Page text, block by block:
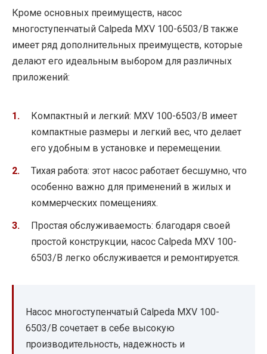
Кроме основных преимуществ, насос
многоступенчатый Calpeda MXV 100-6503/B также
имеет ряд дополнительных преимуществ, которые
делают его идеальным выбором для различных
приложений:
Компактный и легкий: MXV 100-6503/B имеет
компактные размеры и легкий вес, что делает
его удобным в установке и перемещении.
Тихая работа: этот насос работает бесшумно, что
особенно важно для применений в жилых и
коммерческих помещениях.
Простая обслуживаемость: благодаря своей
простой конструкции, насос Calpeda MXV 100-
6503/B легко обслуживается и ремонтируется.
Насос многоступенчатый Calpeda MXV 100-
6503/B сочетает в себе высокую
производительность, надежность и